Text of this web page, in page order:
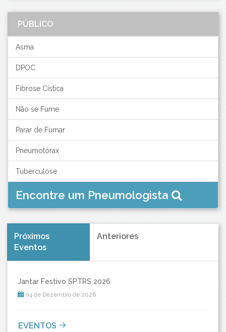
PÚBLICO
Asma
DPOC
Fibrose Cística
Não se Fume
Parar de Fumar
Pneumotórax
Tuberculose
Encontre um Pneumologista
Próximos
Eventos
Anteriores
Jantar Festivo SPTRS 2026
04 de Dezembro de 2026
EVENTOS